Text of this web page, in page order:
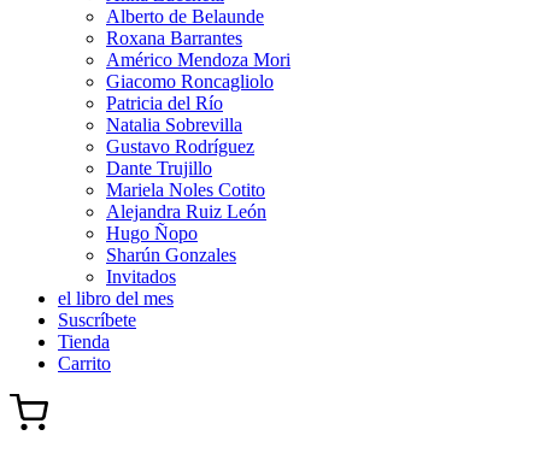
Alberto de Belaunde
Roxana Barrantes
Américo Mendoza Mori
Giacomo Roncagliolo
Patricia del Río
Natalia Sobrevilla
Gustavo Rodríguez
Dante Trujillo
Mariela Noles Cotito
Alejandra Ruiz León
Hugo Ñopo
Sharún Gonzales
Invitados
el libro del mes
Suscríbete
Tienda
Carrito